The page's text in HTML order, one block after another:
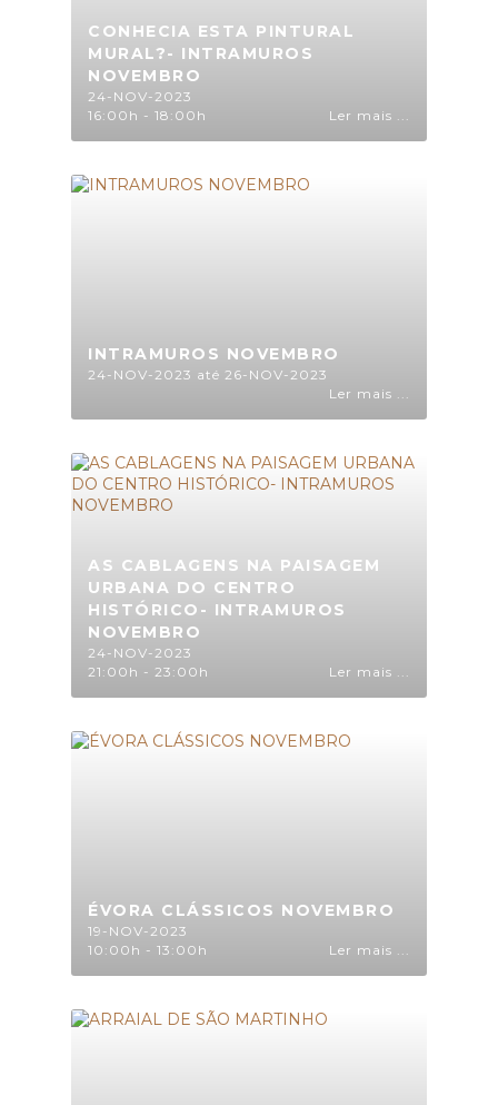
CONHECIA ESTA PINTURAL
MURAL?- INTRAMUROS
NOVEMBRO
24-NOV-2023
16:00h - 18:00h
Ler mais ...
INTRAMUROS NOVEMBRO
24-NOV-2023 até 26-NOV-2023
Ler mais ...
AS CABLAGENS NA PAISAGEM
URBANA DO CENTRO
HISTÓRICO- INTRAMUROS
NOVEMBRO
24-NOV-2023
21:00h - 23:00h
Ler mais ...
ÉVORA CLÁSSICOS NOVEMBRO
19-NOV-2023
10:00h - 13:00h
Ler mais ...